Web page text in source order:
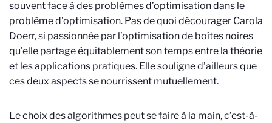
souvent face à des problèmes d’optimisation dans le
problème d’optimisation. Pas de quoi décourager Carola
Doerr, si passionnée par l’optimisation de boîtes noires
qu’elle partage équitablement son temps entre la théorie
et les applications pratiques. Elle souligne d’ailleurs que
ces deux aspects se nourrissent mutuellement.
Le choix des algorithmes peut se faire à la main, c’est-à-